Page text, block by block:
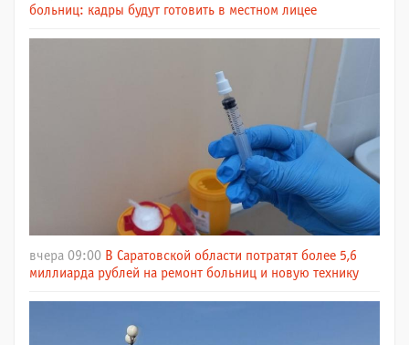
больниц: кадры будут готовить в местном лицее
вчера 09:00 В Саратовской области потратят более 5,6
миллиарда рублей на ремонт больниц и новую технику